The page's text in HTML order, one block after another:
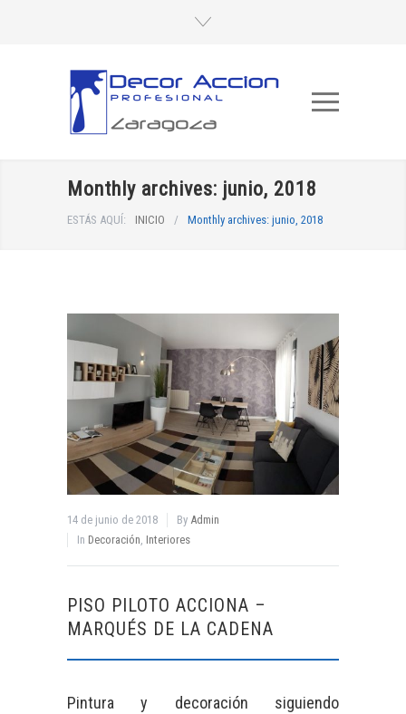
Monthly archives: junio, 2018
ESTÁS AQUÍ: INICIO / Monthly archives: junio, 2018
14 de junio de 2018 By Admin
In Decoración, Interiores
PISO PILOTO ACCIONA –
MARQUÉS DE LA CADENA
Pintura y decoración siguiendo